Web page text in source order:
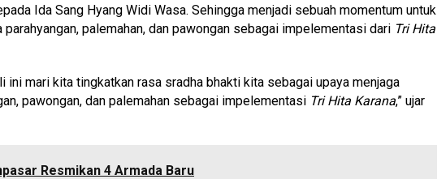
Ida Sang Hyang Widi Wasa. Sehingga menjadi sebuah momentum untuk
parahyangan, palemahan, dan pawongan sebagai impelementasi dari Tri Hita
ini mari kita tingkatkan rasa sradha bhakti kita sebagai upaya menjaga
pawongan, dan palemahan sebagai impelementasi Tri Hita Karana,” ujar
Resmikan 4 Armada Baru